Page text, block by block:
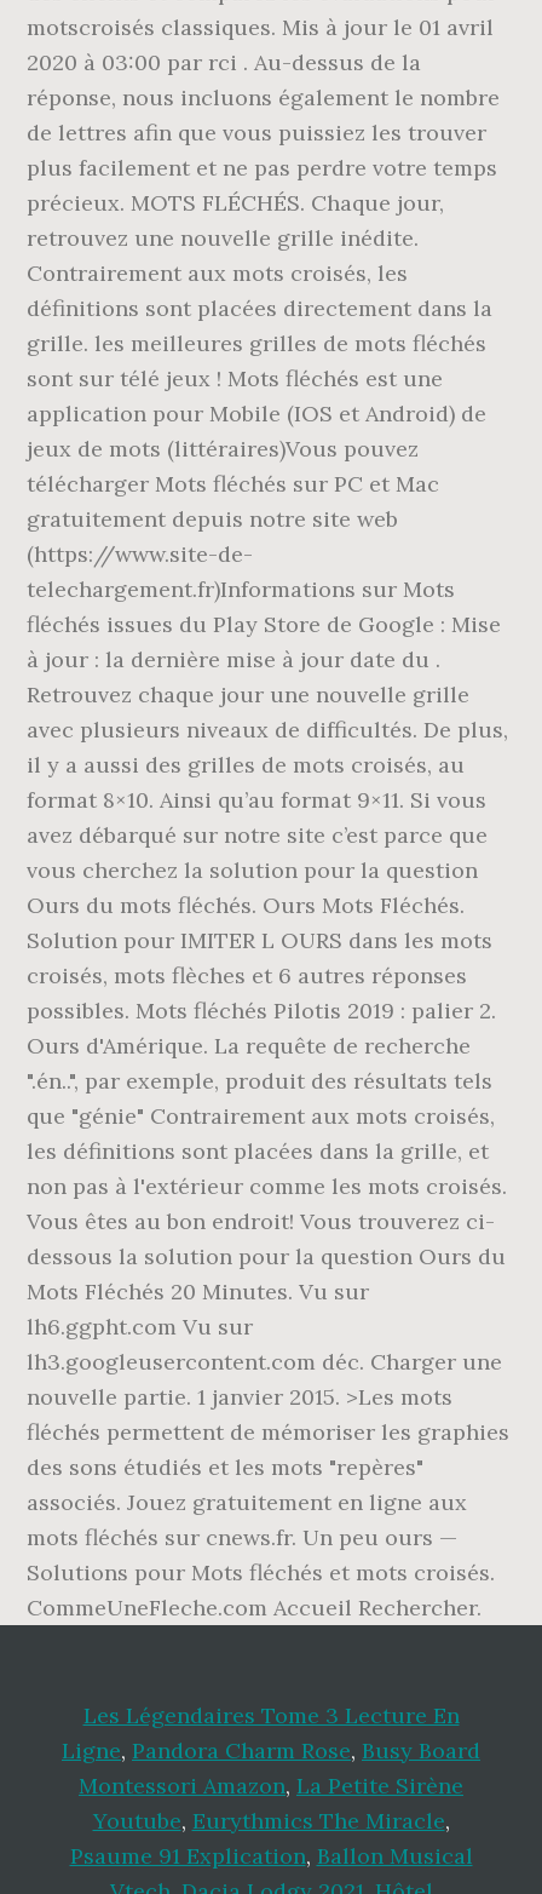
motscroisés classiques. Mis à jour le 01 avril
2020 à 03:00 par rci . Au-dessus de la
réponse, nous incluons également le nombre
de lettres afin que vous puissiez les trouver
plus facilement et ne pas perdre votre temps
précieux. MOTS FLÉCHÉS. Chaque jour,
retrouvez une nouvelle grille inédite.
Contrairement aux mots croisés, les
définitions sont placées directement dans la
grille. les meilleures grilles de mots fléchés
sont sur télé jeux ! Mots fléchés est une
application pour Mobile (IOS et Android) de
jeux de mots (littéraires)Vous pouvez
télécharger Mots fléchés sur PC et Mac
gratuitement depuis notre site web
(https://www.site-de-
telechargement.fr)Informations sur Mots
fléchés issues du Play Store de Google : Mise
à jour : la dernière mise à jour date du .
Retrouvez chaque jour une nouvelle grille
avec plusieurs niveaux de difficultés. De plus,
il y a aussi des grilles de mots croisés, au
format 8×10. Ainsi qu’au format 9×11. Si vous
avez débarqué sur notre site c’est parce que
vous cherchez la solution pour la question
Ours du mots fléchés. Ours Mots Fléchés.
Solution pour IMITER L OURS dans les mots
croisés, mots flèches et 6 autres réponses
possibles. Mots fléchés Pilotis 2019 : palier 2.
Ours d'Amérique. La requête de recherche
".én..", par exemple, produit des résultats tels
que "génie" Contrairement aux mots croisés,
les définitions sont placées dans la grille, et
non pas à l'extérieur comme les mots croisés.
Vous êtes au bon endroit! Vous trouverez ci-
dessous la solution pour la question Ours du
Mots Fléchés 20 Minutes. Vu sur
lh6.ggpht.com Vu sur
lh3.googleusercontent.com déc. Charger une
nouvelle partie. 1 janvier 2015. >Les mots
fléchés permettent de mémoriser les graphies
des sons étudiés et les mots "repères"
associés. Jouez gratuitement en ligne aux
mots fléchés sur cnews.fr. Un peu ours —
Solutions pour Mots fléchés et mots croisés.
CommeUneFleche.com Accueil Rechercher.
Les Légendaires Tome 3 Lecture En
Ligne, Pandora Charm Rose, Busy Board
Montessori Amazon, La Petite Sirène
Youtube, Eurythmics The Miracle,
Psaume 91 Explication, Ballon Musical